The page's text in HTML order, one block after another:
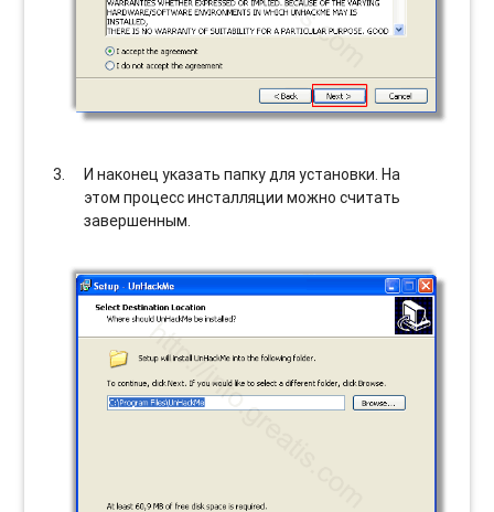
И наконец указать папку для установки. На
этом процесс инсталляции можно считать
завершенным.